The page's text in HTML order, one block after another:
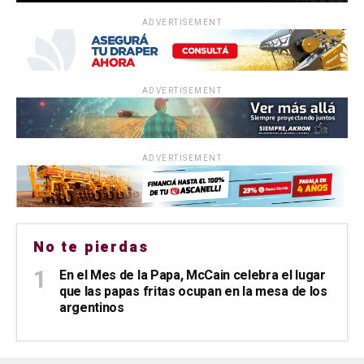
ADVERTISEMENT
ADVERTISEMENT
ADVERTISEMENT
No te pierdas
En el Mes de la Papa, McCain celebra el lugar
que las papas fritas ocupan en la mesa de los
argentinos